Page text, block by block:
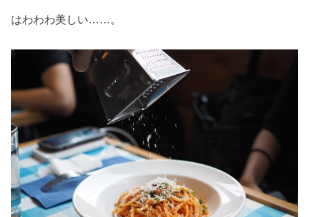
はわわわ美しい……。